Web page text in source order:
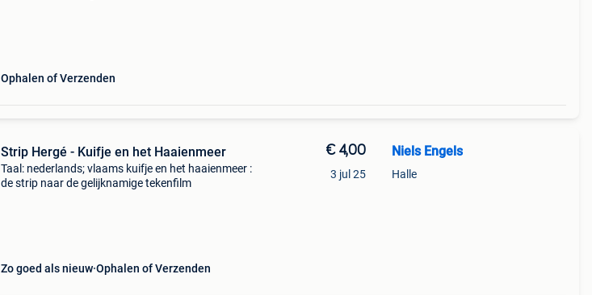
Ophalen of Verzenden
Strip Hergé - Kuifje en het Haaienmeer
Taal: nederlands; vlaams kuifje en het haaienmeer :
de strip naar de gelijknamige tekenfilm
Zo goed als nieuw Ophalen of Verzenden
€ 4,00
3 jul 25
Niels Engels
Halle